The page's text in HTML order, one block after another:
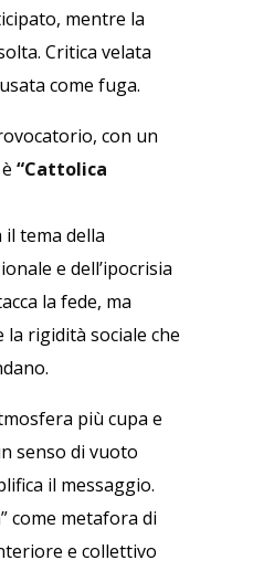
mentre la
Critica velata
come fuga.
con un
“Cattolica
tema della
e dell’ipocrisia
la fede, ma
la rigidità sociale che
più cupa e
senso di vuoto
il messaggio.
come metafora di
e collettivo